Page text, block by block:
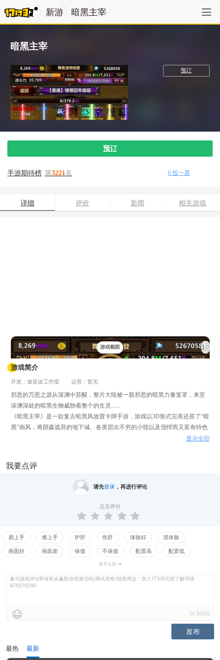
新游 暗黑主宰
暗黑主宰
预订
卡牌
预订
手游期待榜 第3221名 0 投一票
详细 评价 新闻 相关游戏
1 /7
游戏截图
游戏简介
开发：迪亚波工作室 运营：暂无
邪恶的万恶之源从深渊中苏醒，整片大陆被一股邪恶的暗黑力量笼罩，来至
深渊深处的暗黑生物威胁着整个的生灵......
《暗黑主宰》是一款复古暗黑风放置卡牌手游，游戏以3D形式完美还原了“暗
黑”画风，将阴森诡异的地下城、各类层出不穷的小怪以及强悍而又富有特色
的BOSS刻画得栩栩如生，令人眼前一亮，流连忘返。该游戏在设计过程中反
休闲竞技高度融合，花式别出心裁
挂机？，既没“营养”又没“价值”，几天就腻了?非也！《暗黑主宰》一扫放置
类游戏可玩性低的弊病，令玩家真正领略卡牌放置类手游的独特魅力。
进行猛烈反击。点点点点，不断跃入眼帘的伤害数值，令人肾上腺素直线飙
特色系统层出不穷，精彩活动目不暇接
黑市商人系统——稳定产出装备，而且这些装备都是限量的哦；
迷窟探险系统——部分特殊部位的装备可以在这里随机产出；
离线挂机——不肝不氪眼睛一闭一睁背包塞满！
神格、圣物、天赋等等特色系统，战力单位轻轻松松从K、M、B突破至XXX
显示全部
我要点评
请先登录，再进行评论
点击评分
易上手 难上手 护肝 伤肝 体验好 渣体验
画面好 画面差 保值 不保值 配置高 配置低
展开全部
参与游戏评论即有机会赢取游戏激活码/测试资格/精美周边！加入173评论群了解详情
675276290
0/ 2000
发布
最热 最新